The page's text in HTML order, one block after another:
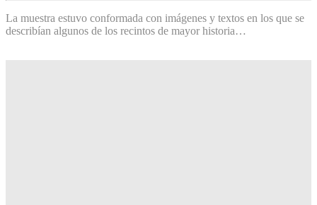
La muestra estuvo conformada con imágenes y textos en los que se
describían algunos de los recintos de mayor historia…